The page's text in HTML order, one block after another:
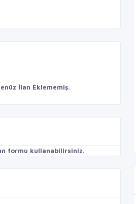
İlan Eklememiş.
formu kullanabilirsiniz.